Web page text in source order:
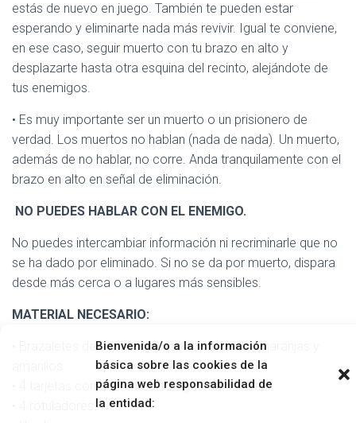
Bienvenida/o a la información
básica sobre las cookies de la
página web responsabilidad de
la entidad:
estás de nuevo en juego. También te pueden estar
esperando y eliminarte nada más revivir. Igual te conviene,
en ese caso, seguir muerto con tu brazo en alto y
desplazarte hasta otra esquina del recinto, alejándote de
tus enemigos.
• Es muy importante ser un muerto o un prisionero de
verdad. Los muertos no hablan (nada de nada). Un muerto,
además de no hablar, no corre. Anda tranquilamente con el
brazo en alto en señal de eliminación.
NO PUEDES HABLAR CON EL ENEMIGO.
No puedes intercambiar información ni recriminarle que no
se ha dado por eliminado. Si no se da por muerto, dispara
desde más cerca o a lugares más sensibles.
MATERIAL NECESARIO:
• Brazaletes de cuatro colores: rojos, azules, naranjas y
• 4 tarjetas con diferentes códigos de colores.
• 4 rotuladores.